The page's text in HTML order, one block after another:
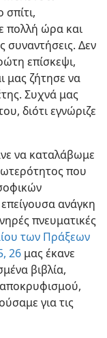
πολλή ώρα και
συναντήσεις. Δεν
επίσκεψι,
μας ζήτησε να
Συχνά μας
διότι εγνώριζε
να καταλάβωμε
που
ανάγκη
πνευματικές
των Πράξεων
26 μας έκανε
βιβλία,
για τις